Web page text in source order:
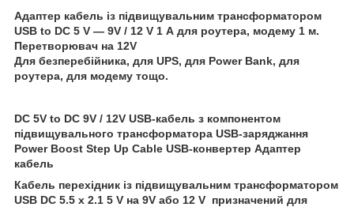
Адаптер кабель із підвищувальним трансформатором
USB to DC 5 V — 9V / 12 V 1 А для роутера, модему 1 м.
Перетворювач на 12V
Для безперебійника, для UPS, для Power Bank, для
роутера, для модему тощо.
DC 5V to DC 9V / 12V USB-кабель з компонентом
підвищувального трансформатора USB-заряджання
Power Boost Step Up Cable USB-конвертер Адаптер
кабель
Кабель перехідник із підвищувальним трансформатором
USB DC 5.5 x 2.1 5 V на 9V або 12 V призначений для